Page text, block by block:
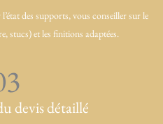
des supports, vous conseiller sur le
stucs) et les finitions adaptées.
devis détaillé